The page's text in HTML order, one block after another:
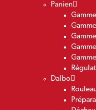
Panien
Dalbo